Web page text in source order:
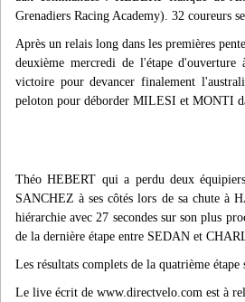
Grenadiers Racing Academy). 32 coureurs
Après un relais long dans les premières
deuxième mercredi de l'étape
victoire pour devancer finalement
peloton pour déborder MILESI et MONTI
Théo HEBERT qui a perdu deux
SANCHEZ à ses côtés lors de sa chute à
hiérarchie avec 27 secondes sur son plus
de la dernière étape entre SEDAN et
Les résultats complets de la quatrième étape
Le live écrit de www.directvelo.com est à